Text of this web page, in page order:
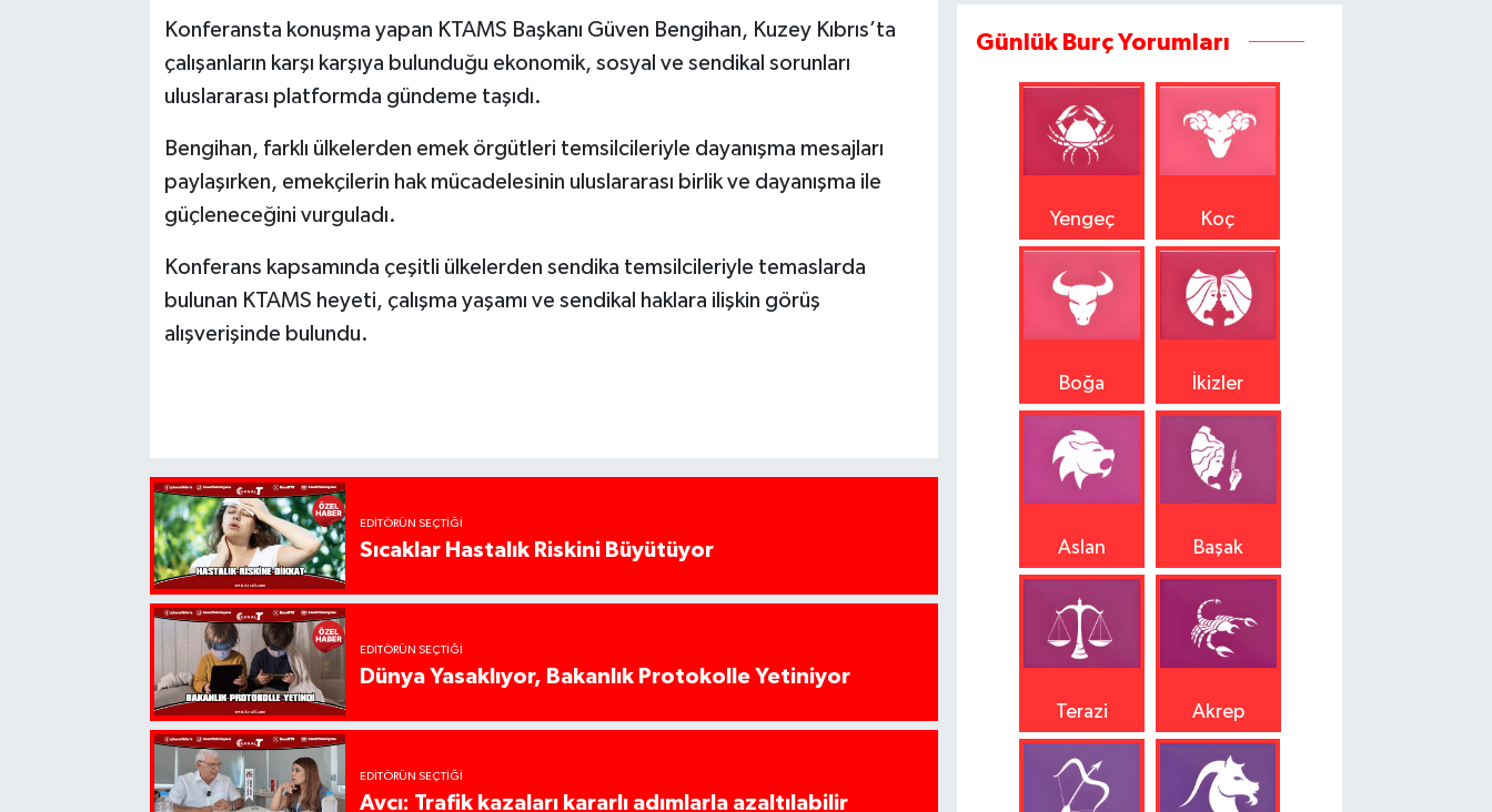
Konferansta konuşma yapan KTAMS Başkanı Güven Bengihan, Kuzey Kıbrıs’ta
çalışanların karşı karşıya bulunduğu ekonomik, sosyal ve sendikal sorunları
uluslararası platformda gündeme taşıdı.
Bengihan, farklı ülkelerden emek örgütleri temsilcileriyle dayanışma mesajları
paylaşırken, emekçilerin hak mücadelesinin uluslararası birlik ve dayanışma ile
güçleneceğini vurguladı.
Konferans kapsamında çeşitli ülkelerden sendika temsilcileriyle temaslarda
bulunan KTAMS heyeti, çalışma yaşamı ve sendikal haklara ilişkin görüş
alışverişinde bulundu.
EDITÖRÜN SEÇTIĞI
Sıcaklar Hastalık Riskini Büyütüyor
EDITÖRÜN SEÇTIĞI
Dünya Yasaklıyor, Bakanlık Protokolle Yetiniyor
EDITÖRÜN SEÇTIĞI
Avcı: Trafik kazaları kararlı adımlarla azaltılabilir
Günlük Burç Yorumları
Yengeç Koç
Boğa İkizler
Aslan Başak
Terazi Akrep